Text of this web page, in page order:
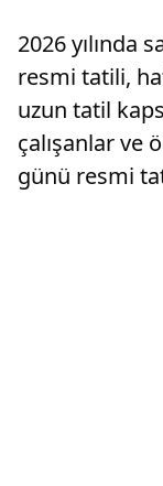
2026 yılında
resmi tatili,
uzun tatil
çalışanlar ve
günü resmi